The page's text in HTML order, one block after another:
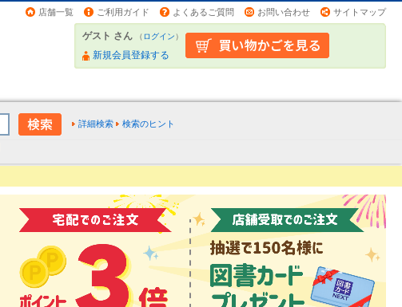
店舗一覧 ご利用ガイド よくあるご質問 お問い合わせ サイトマップ
ゲスト さん （ログイン）
新規会員登録する
詳細検索 検索のヒント